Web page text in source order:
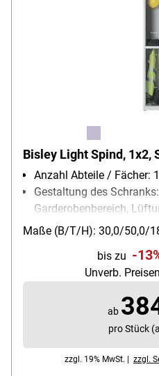
Bisley Light Spind, 1x2,
Anzahl Abteile / Fächer:
Gestaltung des
Garderobenbereich,
Schließungsart:
Maße (B/T/H): 30,0/50,0/
bis zu -
Unverb.
ab
pro Stück
zzgl. 19% MwSt. | zzgl.